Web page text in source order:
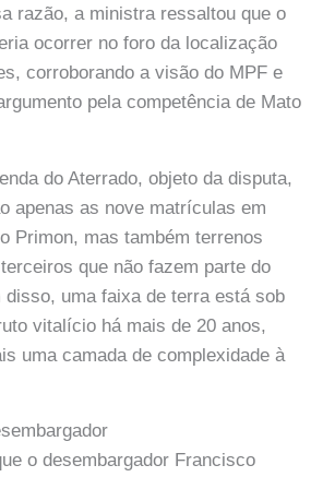
razão, a ministra ressaltou que o
ocorrer no foro da localização
corroborando a visão do MPF e
pela competência de Mato
do Aterrado, objeto da disputa,
apenas as nove matrículas em
Primon, mas também terrenos
que não fazem parte do
disso, uma faixa de terra está sob
vitalício há mais de 20 anos,
uma camada de complexidade à
o desembargador Francisco